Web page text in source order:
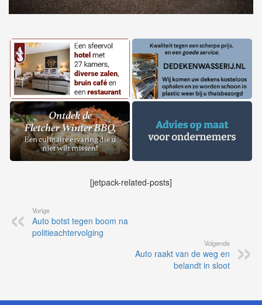
[jetpack-related-posts]
Vorige
Auto botst tegen boom na
politieachtervolging
Volgende
Auto raakt van de weg en
belandt in sloot